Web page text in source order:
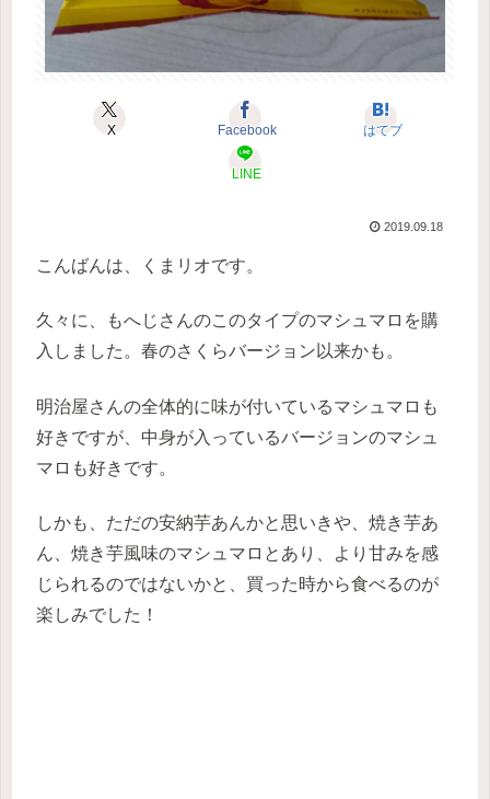
X Facebook はてブ
LINE
2019.09.18
こんばんは、くまリオです。
久々に、もへじさんのこのタイプのマシュマロを購
入しました。春のさくらバージョン以来かも。
明治屋さんの全体的に味が付いているマシュマロも
好きですが、中身が入っているバージョンのマシュ
マロも好きです。
しかも、ただの安納芋あんかと思いきや、焼き芋あ
ん、焼き芋風味のマシュマロとあり、より甘みを感
じられるのではないかと、買った時から食べるのが
楽しみでした！